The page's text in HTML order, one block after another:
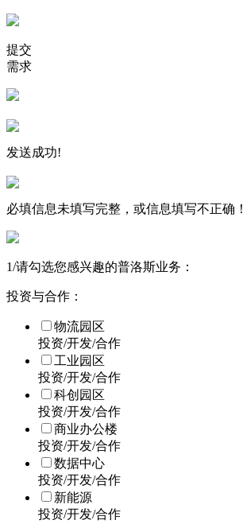
提交
需求
发送成功!
必填信息未填写完整，或信息填写不正确！
1/请勾选您感兴趣的普洛斯业务：
投资与合作：
物流园区
投资/开发/合作
工业园区
投资/开发/合作
科创园区
投资/开发/合作
商业办公楼
投资/开发/合作
数据中心
投资/开发/合作
新能源
投资/开发/合作